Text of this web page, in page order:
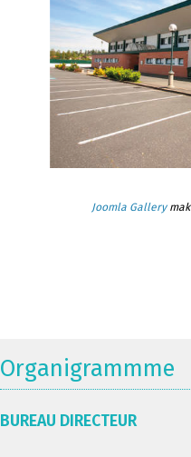
Joomla Gallery
Organigrammme
BUREAU DIRECTEUR